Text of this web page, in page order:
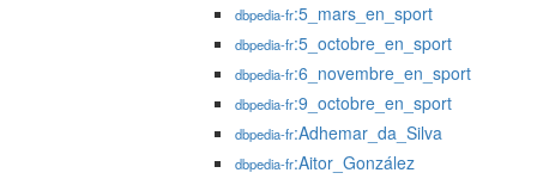
dbpedia-fr:5_mars_en_sport
dbpedia-fr:5_octobre_en_sport
dbpedia-fr:6_novembre_en_sport
dbpedia-fr:9_octobre_en_sport
dbpedia-fr:Adhemar_da_Silva
dbpedia-fr:Aitor_González